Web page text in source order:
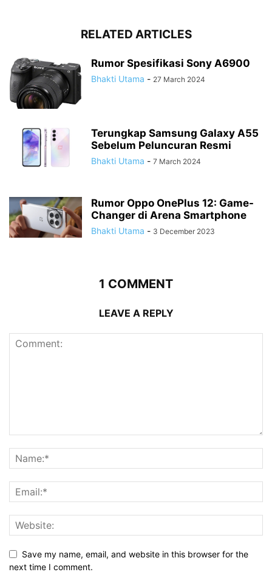
RELATED ARTICLES
Rumor Spesifikasi Sony A6900
Bhakti Utama - 27 March 2024
Terungkap Samsung Galaxy A55
Sebelum Peluncuran Resmi
Bhakti Utama - 7 March 2024
Rumor Oppo OnePlus 12: Game-
Changer di Arena Smartphone
Bhakti Utama - 3 December 2023
1 COMMENT
LEAVE A REPLY
Save my name, email, and website in this browser for the
next time I comment.